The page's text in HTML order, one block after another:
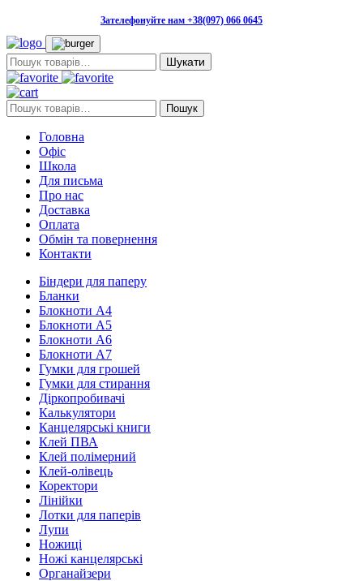
Зателефонуйте нам +38(097) 066 0645
Пошук:
Пошук: Пошук
Головна
Офіс
Школа
Для письма
Про нас
Доставка
Оплата
Обмін та повернення
Контакти
Біндери для паперу
Бланки
Блокноти А4
Блокноти А5
Блокноти А6
Блокноти А7
Гумки для грошей
Гумки для стирання
Діркопробивачі
Калькулятори
Канцелярські книги
Клей ПВА
Клей полімерний
Клей-олівець
Коректори
Лінійки
Лотки для паперів
Лупи
Ножиці
Ножі канцелярські
Органайзери